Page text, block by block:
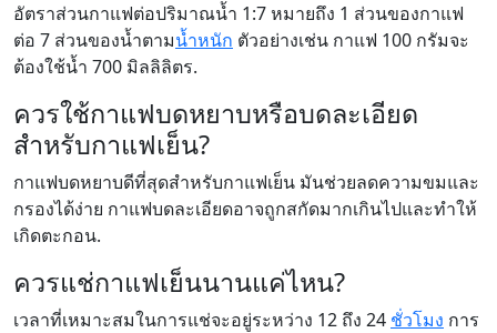
อัตราส่วนกาแฟต่อปริมาณน้ำ 1:7 หมายถึง 1 ส่วนของกาแฟ
ต่อ 7 ส่วนของน้ำตามน้ำหนัก ตัวอย่างเช่น กาแฟ 100 กรัมจะ
ต้องใช้น้ำ 700 มิลลิลิตร.
ควรใช้กาแฟบดหยาบหรือบดละเอียด
สำหรับกาแฟเย็น?
กาแฟบดหยาบดีที่สุดสำหรับกาแฟเย็น มันช่วยลดความขมและ
กรองได้ง่าย กาแฟบดละเอียดอาจถูกสกัดมากเกินไปและทำให้
เกิดตะกอน.
ควรแช่กาแฟเย็นนานแค่ไหน?
เวลาที่เหมาะสมในการแช่จะอยู่ระหว่าง 12 ถึง 24 ชั่วโมง การ